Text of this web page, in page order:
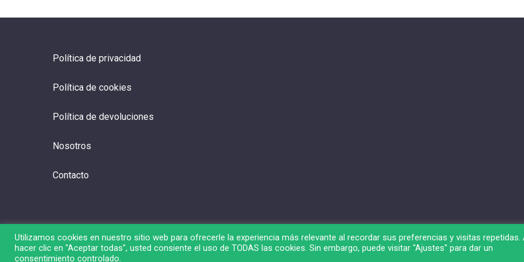
Política de privacidad
Política de cookies
Política de devoluciones
Nosotros
Contacto
© 2026 Liga de Bolsa.
Utilizamos cookies en nuestro sitio web para ofrecerle la experiencia más relevante al recordar sus preferencias y visitas repetidas.
hacer clic en "Aceptar todas", usted consiente el uso de TODAS las cookies. Sin embargo, puede visitar "Ajustes" para dar un
consentimiento controlado.